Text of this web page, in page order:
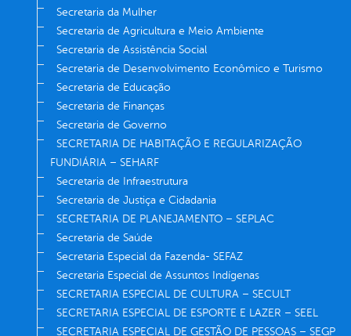
Secretaria da Mulher
Secretaria de Agricultura e Meio Ambiente
Secretaria de Assistência Social
Secretaria de Desenvolvimento Econômico e Turismo
Secretaria de Educação
Secretaria de Finanças
Secretaria de Governo
SECRETARIA DE HABITAÇÃO E REGULARIZAÇÃO
FUNDIÁRIA – SEHARF
Secretaria de Infraestrutura
Secretaria de Justiça e Cidadania
SECRETARIA DE PLANEJAMENTO – SEPLAC
Secretaria de Saúde
Secretaria Especial da Fazenda- SEFAZ
Secretaria Especial de Assuntos Indígenas
SECRETARIA ESPECIAL DE CULTURA – SECULT
SECRETARIA ESPECIAL DE ESPORTE E LAZER – SEEL
SECRETARIA ESPECIAL DE GESTÃO DE PESSOAS – SEGP